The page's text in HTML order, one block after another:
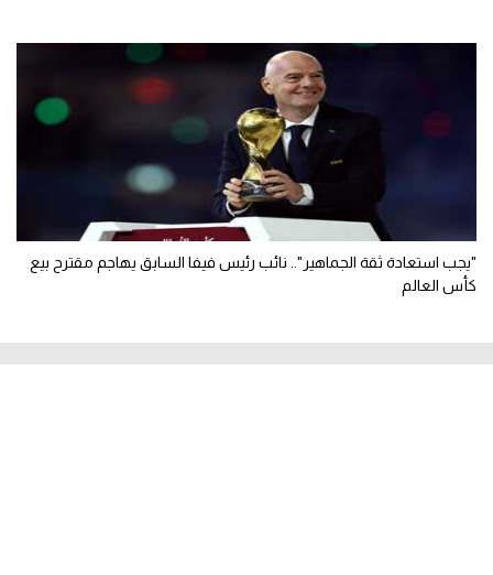
"يجب استعادة ثقة الجماهير".. نائب رئيس فيفا السابق يهاجم مقترح بيع
كأس العالم